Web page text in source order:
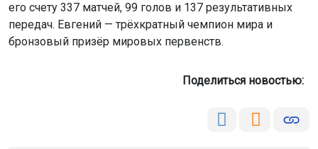
его счету 337 матчей, 99 голов и 137 результативных
передач. Евгений — трёхкратный чемпион мира и
бронзовый призёр мировых первенств.
Поделиться новостью: